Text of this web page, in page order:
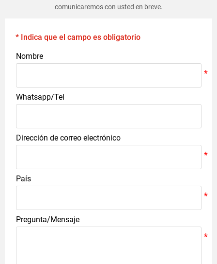
comunicaremos con usted en breve.
* Indica que el campo es obligatorio
Nombre
Whatsapp/Tel
Dirección de correo electrónico
País
Pregunta/Mensaje